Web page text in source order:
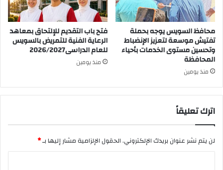
محافظ السويس يوجه بحملة
تفتيش موسعة لتعزيز الإنضباط
وتحسين مستوى الخدمات بأحياء
المحافظة
منذ يومين
فتح باب التقديم للإلتحاق بمعاهد
الرعاية الفنية للتمريض بالسويس
للعام الدراسى2026/2027
منذ يومين
اترك تعليقاً
لن يتم نشر عنوان بريدك الإلكتروني.الحقول الإلزامية مشار إليها بـ*